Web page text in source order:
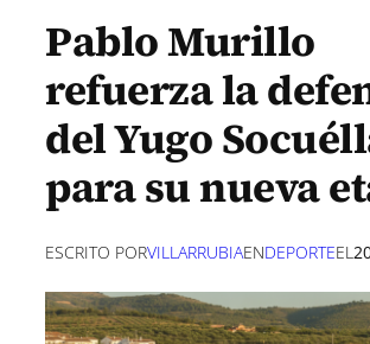
Pablo Murillo
refuerza la
del Yugo
para su nueva
ESCRITO PORVILLARRUBIAENDEPORTEEL